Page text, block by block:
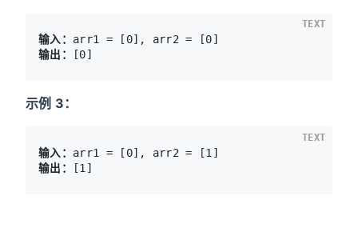
输入：
输出：
TEXT
示例 3：
输入：
输出：
TEXT